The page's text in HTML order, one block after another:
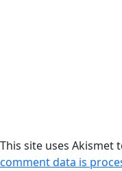
This site uses Akismet
comment data is